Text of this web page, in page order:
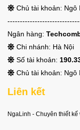
Chủ tài khoản: Ngô
Ngân hàng:
Chi nhánh: Hà Nội
Số tài khoản:
Chủ tài khoản: Ngô
Liên kết
NgaLinh - Chuyên thiết